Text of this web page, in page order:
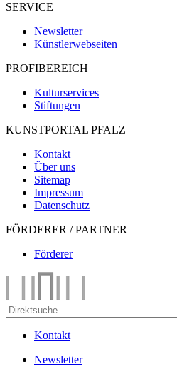
SERVICE
Newsletter
Künstlerwebseiten
PROFIBEREICH
Kulturservices
Stiftungen
KUNSTPORTAL PFALZ
Kontakt
Über uns
Sitemap
Impressum
Datenschutz
FÖRDERER / PARTNER
Förderer
Kontakt
Newsletter